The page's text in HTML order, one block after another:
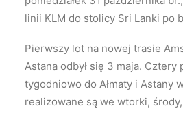
linii KLM do stolicy Sri Lanki po
Pierwszy lot na nowej trasie
Astana odbył się 3 maja. Cztery
tygodniowo do Ałmaty i Astany
realizowane są we wtorki,